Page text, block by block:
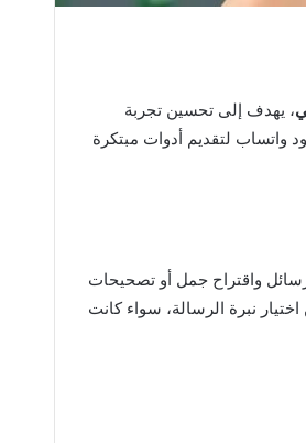
، يهدف إلى تحسين تجربة
واتساب لتقديم أدوات مبتكرة
واقتراح جمل أو تصحيحات
نبرة الرسالة، سواء كانت